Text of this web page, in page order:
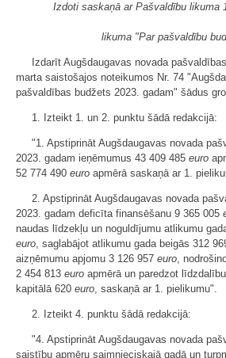
Izdoti saskaņā ar Pašvaldību likuma
likuma "Par pašvaldību
Izdarīt Augšdaugavas novada
marta saistošajos noteikumos Nr. 74
pašvaldības budžets 2023. gadam" šādus
1. Izteikt 1. un 2. punktu šādā redakcijā:
"1. Apstiprināt Augšdaugavas novada
2023. gadam ieņēmumus 43 409 485 euro
52 774 490 euro apmērā saskaņā ar 1.
2. Apstiprināt Augšdaugavas novada
2023. gadam deficīta finansēšanu 9 365 005
naudas līdzekļu un noguldījumu atlikumu
euro, saglabājot atlikumu gada beigās 312
aizņēmumu apjomu 3 126 957 euro,
2 454 813 euro apmērā un paredzot
kapitālā 620 euro, saskaņā ar 1. pielikumu".
2. Izteikt 4. punktu šādā redakcijā:
"4. Apstiprināt Augšdaugavas novada
saistību apmēru saimnieciskajā gadā un